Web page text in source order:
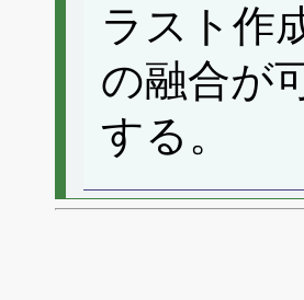
ラスト作
の融合が
する。